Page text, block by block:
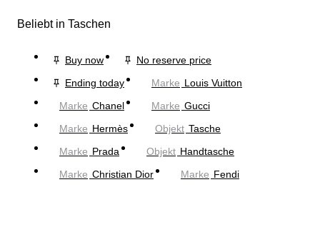
Beliebt in Taschen
Buy now
No reserve price
Ending today
Marke Louis Vuitton
Marke Chanel Marke Gucci
Marke Hermès Objekt Tasche
Marke Prada Objekt Handtasche
Marke Christian Dior Marke Fendi